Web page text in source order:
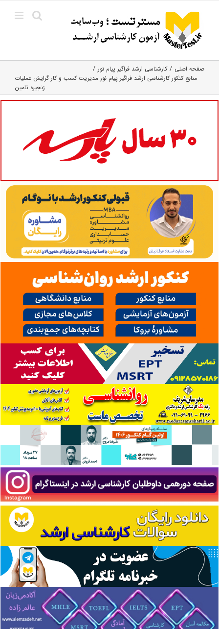
content
صفحه اصلی
کارشناسی ارشد فراگیر پیام نور
منابع کنکور کارشناسی ارشد فراگیر پیام نور مدیریت کسب و کار گرایش عملیات
زنجیره تامین